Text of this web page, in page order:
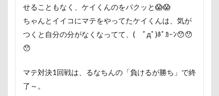
せることもなく、ケイくんのをパクッと😱😱
ちゃんとイイコにマテをやってたケイくんは、気が
つくと自分の分がなくなってて、( ﾟдﾟ)ﾎﾟｶｰﾝ😯😯
😯
マテ対決1回戦は、るなちんの「負けるが勝ち」で終
了～。
ミラーレス一眼レフ
ミラちゃん ミックス犬
マンスリーフォト
モデル モナカちゃん
ライラちゃん
モネちゃん ライムちゃん
ヨーゼフくん